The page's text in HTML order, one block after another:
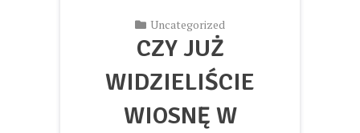
Uncategorized
CZY JUŻ
WIDZIELIŚCIE
WIOSNĘ W